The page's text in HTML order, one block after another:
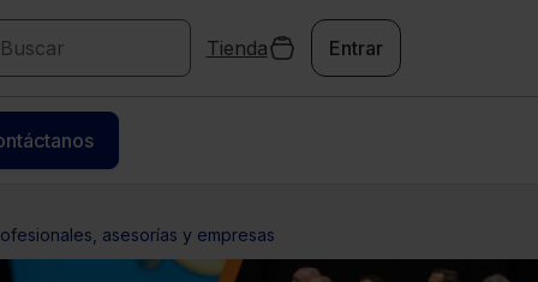
Tienda Entrar
asesorías y empresas